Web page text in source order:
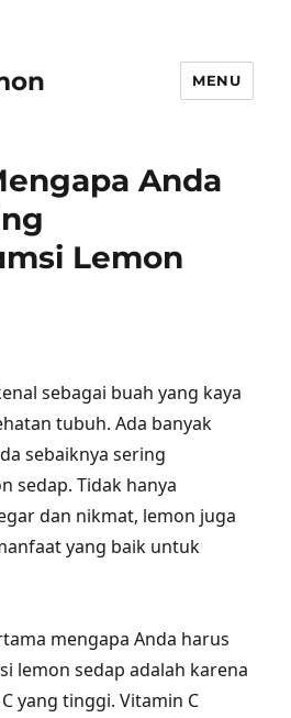
MENU
Anda
Lemon
sebagai buah yang kaya
tubuh. Ada banyak
sebaiknya sering
sedap. Tidak hanya
dan nikmat, lemon juga
yang baik untuk
mengapa Anda harus
lemon sedap adalah karena
yang tinggi. Vitamin C